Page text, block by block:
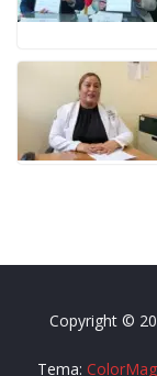
Copyright ©
Tema: ColorMag